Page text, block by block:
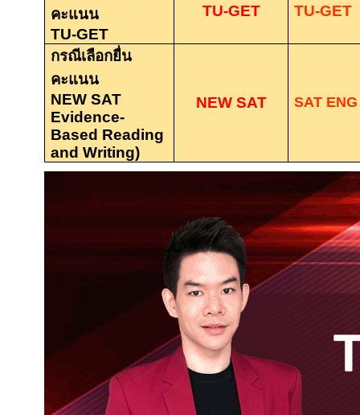
คะแนน
TU-GET
TU-GET TU-GET
กรณีเลือกยื่น
คะแนน
NEW SAT
Evidence-
Based Reading
and Writing)
NEW SAT SAT ENG